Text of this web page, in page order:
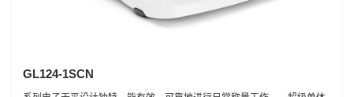
GL124-1SCN